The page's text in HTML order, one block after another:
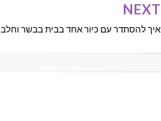
NEXT
איך להסתדר עם כיור אחד בבית בבשר וחלב